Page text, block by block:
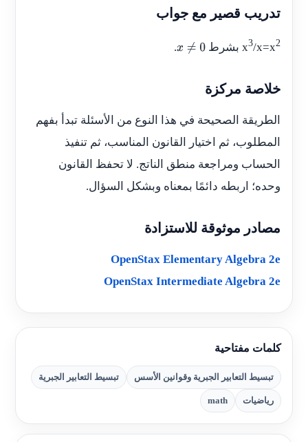
تدريب قصير مع جواب
x3/x=x2 بشرط x ≠0
.
خلاصة مركزة
الطريقة الصحيحة في هذا النوع من الأسئلة تبدأ بفهم
المطلوب، ثم اختيار القانون المناسب، ثم تنفيذ
الحساب ومراجعة منطق الناتج. لا تحفظ القانون
وحده؛ اربطه دائمًا بمعناه وبشكل السؤال.
مصادر موثوقة للاستزادة
OpenStax Elementary Algebra 2e
OpenStax Intermediate Algebra 2e
كلمات مفتاحية
تبسيط التعابير الجبرية وقوانين الأسس تبسيط التعابير الجبرية
رياضيات math